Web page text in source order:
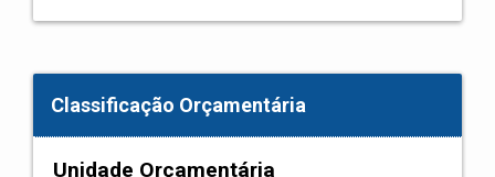
Classificação Orçamentária
Unidade Orçamentária